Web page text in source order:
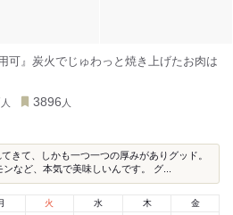
可』炭火でじゅわっと焼き上げたお肉は
人 3896 人
きて、しかも一つ一つの厚みがありグッド。
など、本気で美味しいんです。 グ...
火 水 木 金